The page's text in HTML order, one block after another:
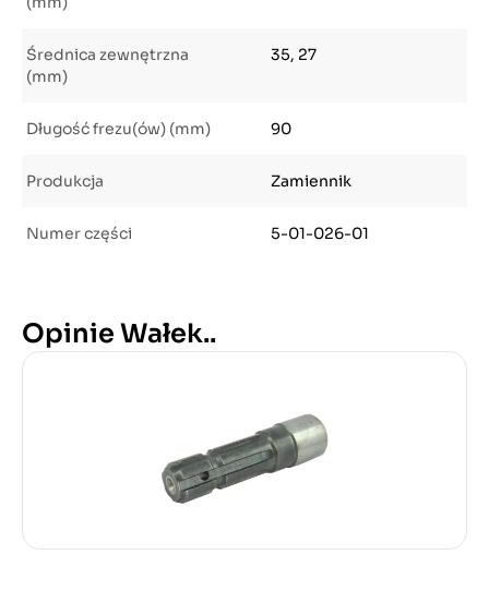
Średnica zewnętrzna
(mm)
35, 27
Długość frezu(ów) (mm) 90
Produkcja Zamiennik
Numer części 5-01-026-01
Opinie Wałek..